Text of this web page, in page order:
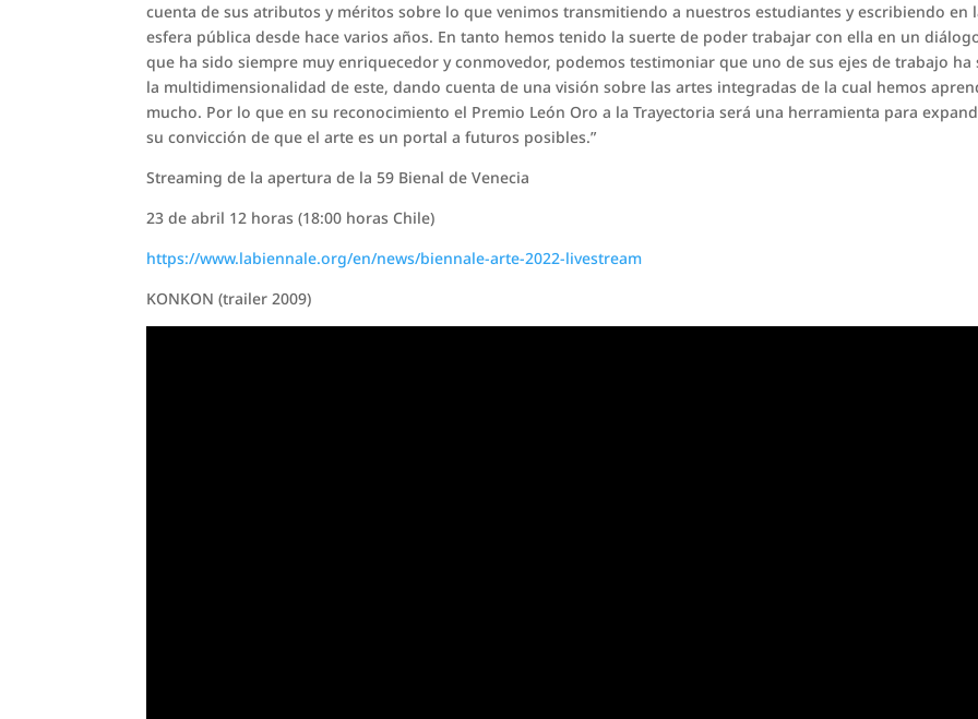
cuenta de sus atributos y méritos sobre lo que venimos transmitiendo a nuestros estudiantes y escribiendo en
esfera pública desde hace varios años. En tanto hemos tenido la suerte de poder trabajar con ella en un
que ha sido siempre muy enriquecedor y conmovedor, podemos testimoniar que uno de sus ejes de trabajo ha
la multidimensionalidad de este, dando cuenta de una visión sobre las artes integradas de la cual hemos
mucho. Por lo que en su reconocimiento el Premio León Oro a la Trayectoria será una herramienta para
su convicción de que el arte es un portal a futuros posibles.”
Streaming de la apertura de la 59 Bienal de Venecia
23 de abril 12 horas (18:00 horas Chile)
https://www.labiennale.org/en/news/biennale-arte-2022-livestream
KONKON (trailer 2009)